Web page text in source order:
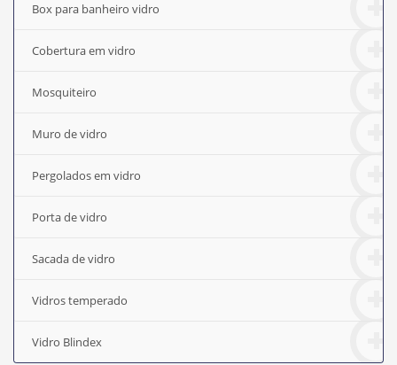
Box para banheiro vidro
Cobertura em vidro
Mosquiteiro
Muro de vidro
Pergolados em vidro
Porta de vidro
Sacada de vidro
Vidros temperado
Vidro Blindex